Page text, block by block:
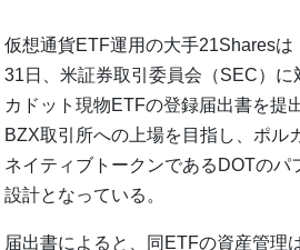
仮想通貨ETF運用の大手21Sharesは
31日、米証券取引委員会（SEC）
カドット現物ETFの登録届出書を提
BZX取引所への上場を目指し、ポル
ネイティブトークンであるDOTのパ
設計となっている。
届出書によると、同ETFの資産管理